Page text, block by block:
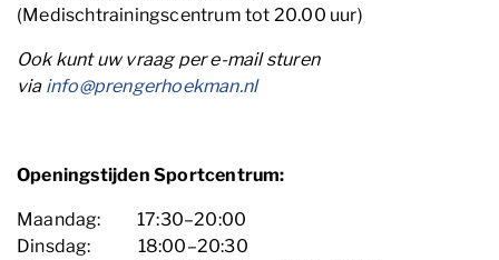
(Medischtrainingscentrum tot 20.00 uur)
Ook kunt uw vraag per e-mail sturen
via info@prengerhoekman.nl
Openingstijden Sportcentrum:
Maandag: 17:30–20:00
Dinsdag: 18:00–20:30